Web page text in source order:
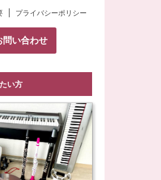
プライバシーポリシー
問い合わせ
い方